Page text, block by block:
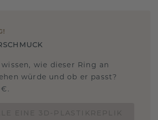
!
wie dieser Ring an
würde und ob er passt?